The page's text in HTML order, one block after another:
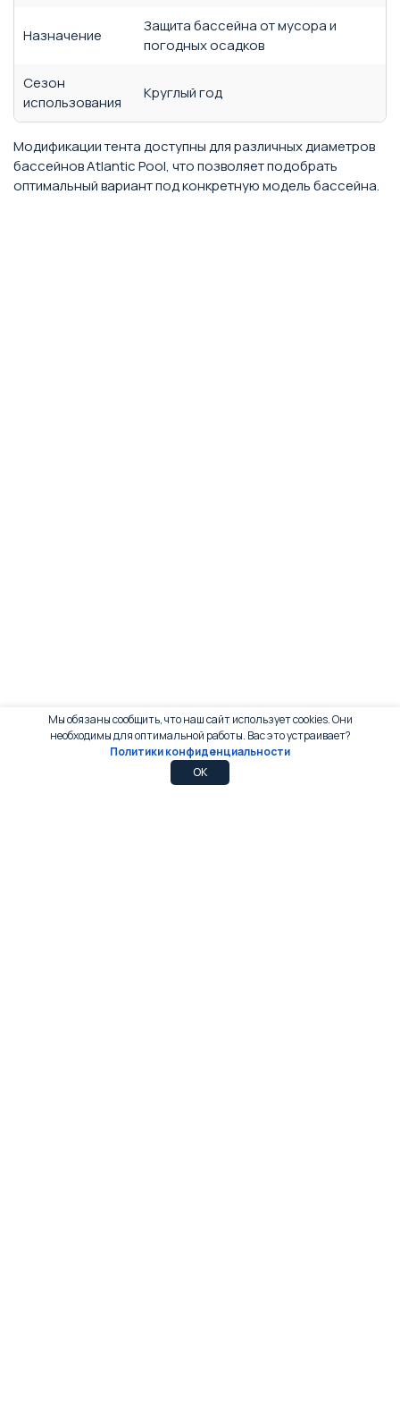
Назначение
Защита бассейна от мусора и
погодных осадков
Сезон
использования
Круглый год
Модификации тента доступны для различных диаметров
бассейнов Atlantic Pool, что позволяет подобрать
оптимальный вариант под конкретную модель бассейна.
Мы обязаны сообщить, что наш сайт использует cookies. Они
необходимы для оптимальной работы. Вас это устраивает?
Политики конфиденциальности
OK